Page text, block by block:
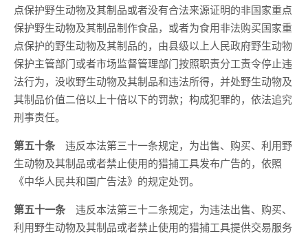
点保护野生动物及其制品或者没有合法来源证明的非国家重点
保护野生动物及其制品制作食品，或者为食用非法购买国家重
点保护的野生动物及其制品的，由县级以上人民政府野生动物
保护主管部门或者市场监督管理部门按照职责分工责令停止违
法行为，没收野生动物及其制品和违法所得，并处野生动物及
其制品价值二倍以上十倍以下的罚款；构成犯罪的，依法追究
刑事责任。
第五十条 违反本法第三十一条规定，为出售、购买、利用野
生动物及其制品或者禁止使用的猎捕工具发布广告的，依照
《中华人民共和国广告法》的规定处罚。
第五十一条 违反本法第三十二条规定，为违法出售、购买、
利用野生动物及其制品或者禁止使用的猎捕工具提供交易服务